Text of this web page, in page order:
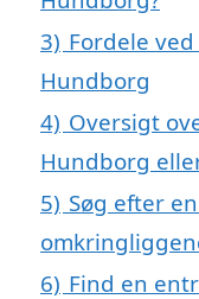
3) Fordele
Hundborg
4) Oversigt
Hundborg
5) Søg efter
6) Find en